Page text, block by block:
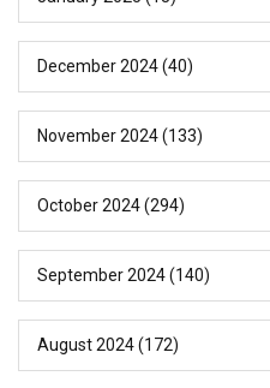
December 2024(40)
November 2024(133)
October 2024(294)
September 2024(140)
August 2024(172)